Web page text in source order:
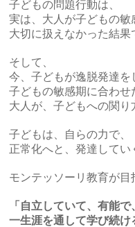
子どもの問題行動は、
実は、大人が子どもの敏
大切に扱えなかった結果
そして、
今、子どもが逸脱発達を
子どもの敏感期に合わせ
大人が、子どもへの関り
子どもは、自らの力で、
正常化へと、発達してい
モンテッソーリ教育が目
「自立していて、有能
一生涯を通して学び続け